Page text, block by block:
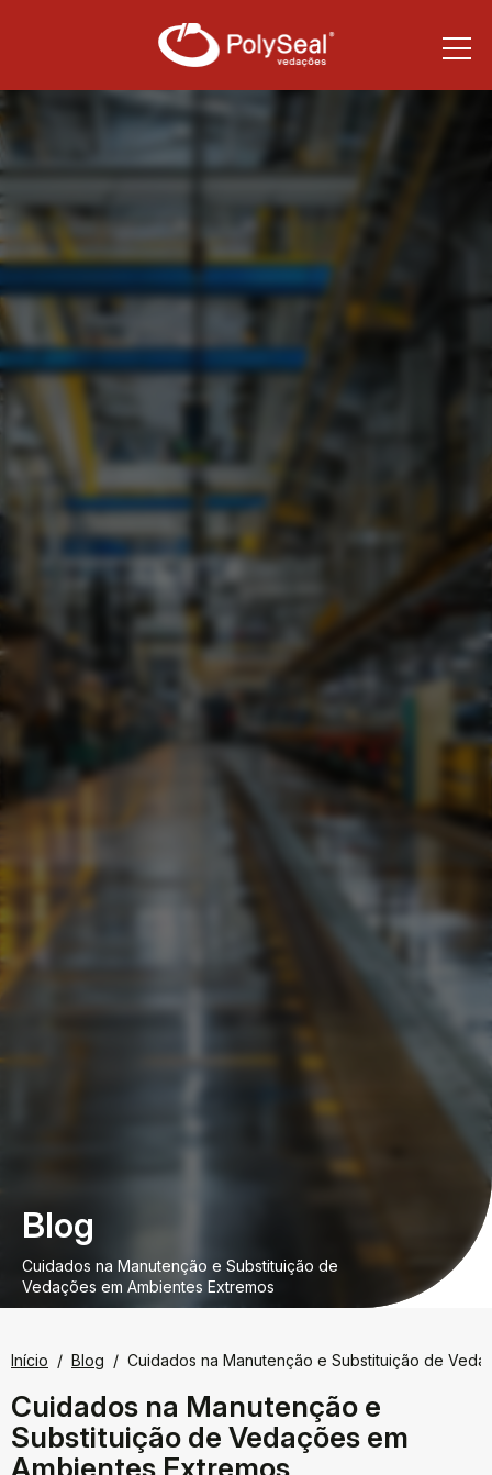
Blog
Cuidados na Manutenção e Substituição de
Vedações em Ambientes Extremos
Início Blog Cuidados na Manutenção e Substituição de
Cuidados na Manutenção e
Substituição de Vedações em
Ambientes Extremos